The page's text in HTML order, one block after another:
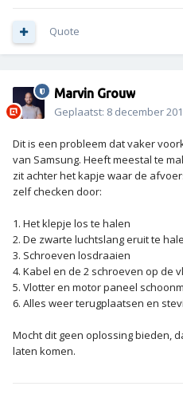
Quote
Marvin Grouw
Geplaatst: 8 december
Dit is een probleem dat vaker
van Samsung. Heeft meestal te
zit achter het kapje waar de
zelf checken door:
1. Het klepje los te halen
2. De zwarte luchtslang eruit te
3. Schroeven losdraaien
4. Kabel en de 2 schroeven op de
5. Vlotter en motor paneel
6. Alles weer terugplaatsen en
Mocht dit geen oplossing bieden,
laten komen.